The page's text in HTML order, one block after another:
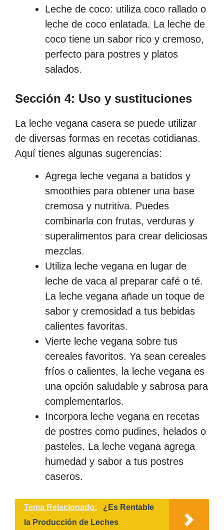
Leche de coco: utiliza coco rallado o
leche de coco enlatada. La leche de
coco tiene un sabor rico y cremoso,
perfecto para postres y platos
salados.
Sección 4: Uso y sustituciones
La leche vegana casera se puede utilizar
de diversas formas en recetas cotidianas.
Aquí tienes algunas sugerencias:
Agrega leche vegana a batidos y
smoothies para obtener una base
cremosa y nutritiva. Puedes
combinarla con frutas, verduras y
superalimentos para crear deliciosas
mezclas.
Utiliza leche vegana en lugar de
leche de vaca al preparar café o té.
La leche vegana añade un toque de
sabor y cremosidad a tus bebidas
calientes favoritas.
Vierte leche vegana sobre tus
cereales favoritos. Ya sean cereales
fríos o calientes, la leche vegana es
una opción saludable y sabrosa para
complementarlos.
Incorpora leche vegana en recetas
de postres como pudines, helados o
pasteles. La leche vegana agrega
humedad y sabor a tus postres
caseros.
Tema Relacionado:
¿Es Rentable
la Producción de Leches